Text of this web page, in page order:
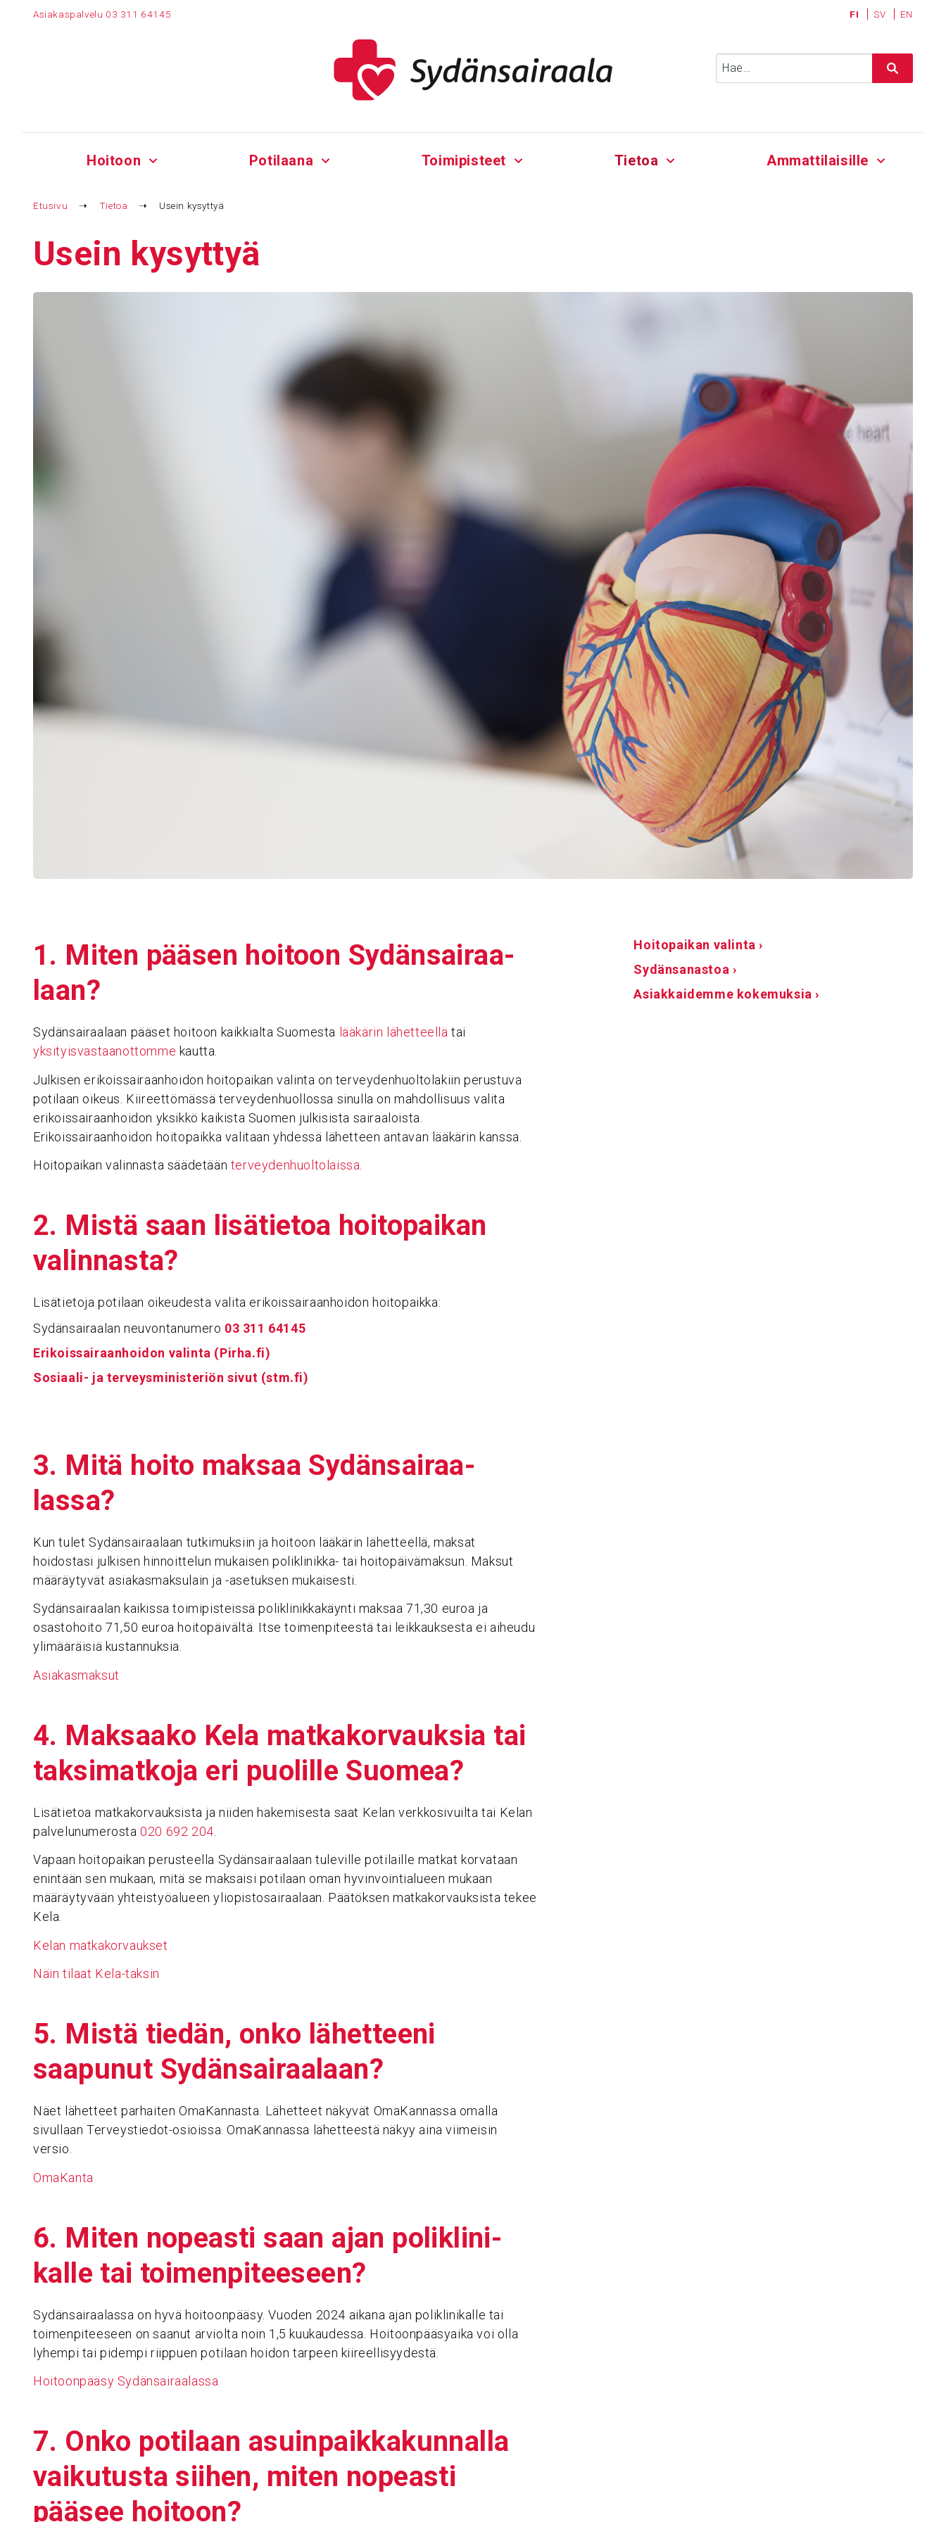
Asiakaspalvelu 03 311 64145 FI SV EN
Hoitoon Potilaana Toimipisteet Tietoa Ammattilaisille
Etusivu ➝ Tietoa ➝ Usein kysyttyä
Usein kysyttyä
1. Miten pääsen hoitoon Sydän­sai­raa­
laan?
Sydänsairaalaan pääset hoitoon kaikkialta Suomesta lääkärin lähetteellä tai
yksityisvastaanottomme kautta.
Julkisen erikoissairaanhoidon hoitopaikan valinta on terveydenhuoltolakiin perustuva
potilaan oikeus. Kiireettömässä terveydenhuollossa sinulla on mahdollisuus valita
erikoissairaanhoidon yksikkö kaikista Suomen julkisista sairaaloista.
Erikoissairaanhoidon hoitopaikka valitaan yhdessä lähetteen antavan lääkärin kanssa.
Hoitopaikan valinnasta säädetään terveydenhuoltolaissa
2. Mistä saan lisä­tietoa hoito­paikan
valin­nasta?
Lisätietoja potilaan oikeudesta valita erikoissairaanhoidon hoitopaikka:
Sydänsairaalan neuvontanumero 03 311 64145
Erikoissairaanhoidon valinta (Pirha.fi)
Sosiaali- ja terveysministeriön sivut (stm.fi)
3. Mitä hoito maksaa Sydän­sai­raa­
lassa?
Kun tulet Sydänsairaalaan tutkimuksiin ja hoitoon lääkärin lähetteellä, maksat
hoidostasi julkisen hinnoittelun mukaisen poliklinikka- tai hoitopäivämaksun. Maksut
määräytyvät asiakasmaksulain ja -asetuksen mukaisesti.
Sydänsairaalan kaikissa toimipisteissä poliklinikkakäynti maksaa 71,30 euroa ja
osastohoito 71,50 euroa hoitopäivältä. Itse toimenpiteestä tai leikkauksesta ei aiheudu
ylimääräisiä kustannuksia.
Asiakasmaksut
4. Maksaako Kela matka­kor­vauksia tai
taksi­mat­koja eri puolille Suomea?
Lisätietoa matkakorvauksista ja niiden hakemisesta saat Kelan verkkosivuilta tai Kelan
palvelunumerosta020 692 204
Vapaan hoitopaikan perusteella Sydänsairaalaan tuleville potilaille matkat korvataan
enintään sen mukaan, mitä se maksaisi potilaan oman hyvinvointialueen mukaan
määräytyvään yhteistyöalueen yliopistosairaalaan. Päätöksen matkakorvauksista tekee
Kela.
Kelan matkakorvaukset
Näin tilaat Kela-taksin
5. Mistä tiedän, onko lähet­teeni
saapunut Sydän­sai­raa­laan?
Näet lähetteet parhaiten OmaKannasta. Lähetteet näkyvät OmaKannassa omalla
sivullaan Terveystiedot-osioissa. OmaKannassa lähetteestä näkyy aina viimeisin
versio.
OmaKanta
6. Miten nopeasti saan ajan polikli­ni­
kalle tai toimen­pi­tee­seen?
Sydänsairaalassa on hyvä hoitoonpääsy. Vuoden 2024 aikana ajan poliklinikalle tai
toimenpiteeseen on saanut arviolta noin 1,5 kuukaudessa. Hoitoonpääsyaika voi olla
lyhempi tai pidempi riippuen potilaan hoidon tarpeen kiireellisyydestä.
Hoitoonpääsy Sydänsairaalassa
7. Onko poti­laan asuin­paik­ka­kun­nalla
vaiku­tusta siihen, miten nopeasti
pääsee hoitoon?
Hoitopaikan valinta ›
Sydänsanastoa ›
Asiakkaidemme kokemuksia ›